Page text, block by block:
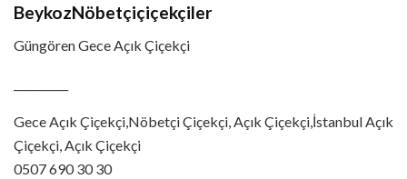
BeykozNöbetçiçiçekçiler
Güngören Gece Açık Çiçekçi
Gece Açık Çiçekçi,Nöbetçi Çiçekçi, Açık Çiçekçi,İstanbul Açık
Çiçekçi, Açık Çiçekçi
0507 690 30 30